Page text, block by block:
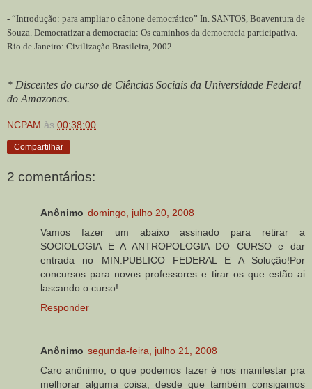
- “Introdução: para ampliar o cânone democrático” In. SANTOS, Boaventura de
Souza. Democratizar a democracia: Os caminhos da democracia participativa.
Rio de Janeiro: Civilização Brasileira, 2002.
* Discentes do curso de Ciências Sociais da Universidade Federal
do Amazonas.
NCPAM às 00:38:00
Compartilhar
2 comentários:
Anônimo domingo, julho 20, 2008
Vamos fazer um abaixo assinado para retirar a
SOCIOLOGIA E A ANTROPOLOGIA DO CURSO e dar
entrada no MIN.PUBLICO FEDERAL E A Solução!Por
concursos para novos professores e tirar os que estão ai
lascando o curso!
Responder
Anônimo segunda-feira, julho 21, 2008
Caro anônimo, o que podemos fazer é nos manifestar pra
melhorar alguma coisa, desde que também consigamos